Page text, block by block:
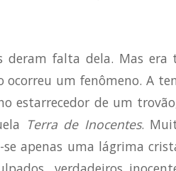
deram falta dela. Mas era
um fenômeno. A
estarrecedor de um
Terra de Inocentes.
se apenas uma lágrima